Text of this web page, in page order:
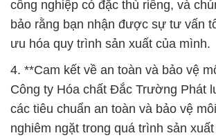
công nghiệp có đặc thù riêng, và
bảo rằng bạn nhận được sự tư vấn
ưu hóa quy trình sản xuất của mình.
4. **Cam kết về an toàn và bảo vệ
Công ty Hóa chất Đắc Trường Phát
các tiêu chuẩn an toàn và bảo vệ
nghiêm ngặt trong quá trình sản